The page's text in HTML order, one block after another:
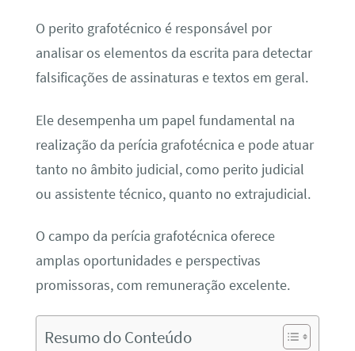
O perito grafotécnico é responsável por
analisar os elementos da escrita para detectar
falsificações de assinaturas e textos em geral.
Ele desempenha um papel fundamental na
realização da perícia grafotécnica e pode atuar
tanto no âmbito judicial, como perito judicial
ou assistente técnico, quanto no extrajudicial.
O campo da perícia grafotécnica oferece
amplas oportunidades e perspectivas
promissoras, com remuneração excelente.
Resumo do Conteúdo